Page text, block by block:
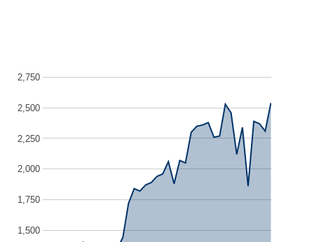
1,500
1,750
2,000
2,250
2,500
2,750